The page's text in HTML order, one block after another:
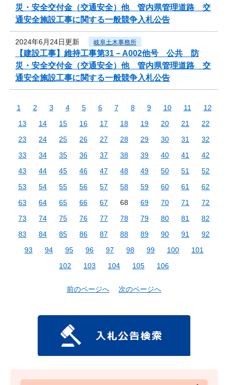
災・安全交付金（交通安全）他 管内県管理道路 交
通安全施設工事に関する一般競争入札公告
2024年6月24日更新 岐阜土木事務所
【建設工事】維持工事第31－A002他号 公共 防
災・安全交付金（交通安全）他 管内県管理道路 交
通安全施設工事に関する一般競争入札公告
1 2 3 4 5 6 7 8 9 10 11
12
13
14 15 16 17 18 19 20 21
22
23
24 25 26 27 28 29 30 31
32
33
34 35 36 37 38 39 40 41
42
43
44 45 46 47 48 49 50 51
52
53
54 55 56 57 58 59 60 61
62
63
64 65 66 67 68 69 70 71
72
73
74 75 76 77 78 79 80 81
82
83
84 85 86 87 88 89 90 91
92
93
94 95 96 97 98 99 100
101
102
103 104 105 106
前のページへ 次のページへ